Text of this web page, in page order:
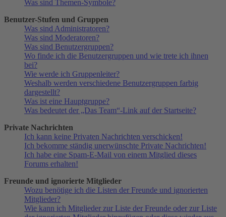
Was sind Themen-Symbole?
Benutzer-Stufen und Gruppen
Was sind Administratoren?
Was sind Moderatoren?
Was sind Benutzergruppen?
Wo finde ich die Benutzergruppen und wie trete ich ihnen
bei?
Wie werde ich Gruppenleiter?
Weshalb werden verschiedene Benutzergruppen farbig
dargestellt?
Was ist eine Hauptgruppe?
Was bedeutet der „Das Team“-Link auf der Startseite?
Private Nachrichten
Ich kann keine Privaten Nachrichten verschicken!
Ich bekomme ständig unerwünschte Private Nachrichten!
Ich habe eine Spam-E-Mail von einem Mitglied dieses
Forums erhalten!
Freunde und ignorierte Mitglieder
Wozu benötige ich die Listen der Freunde und ignorierten
Mitglieder?
Wie kann ich Mitglieder zur Liste der Freunde oder zur Liste